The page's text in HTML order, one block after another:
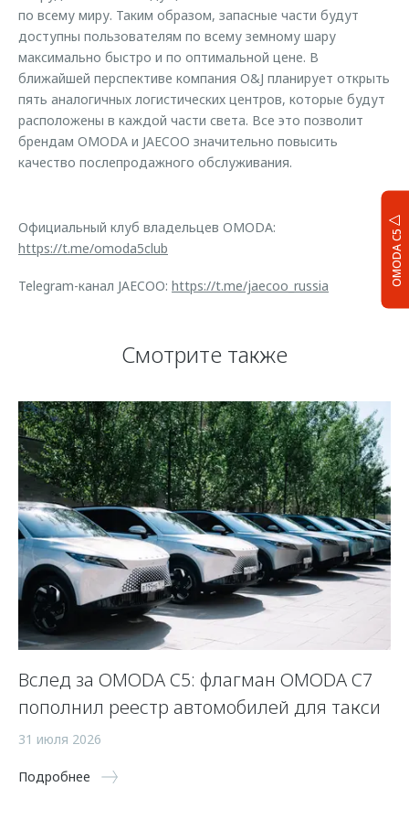
OMODA C5
по всему миру. Таким образом, запасные части будут
доступны пользователям по всему земному шару
максимально быстро и по оптимальной цене. В
ближайшей перспективе компания O&J планирует открыть
пять аналогичных логистических центров, которые будут
расположены в каждой части света. Все это позволит
брендам OMODA и JAECOO значительно повысить
качество послепродажного обслуживания.
Официальный клуб владельцев OMODA:
https://t.me/omoda5club
Telegram-канал JAECOO: https://t.me/jaecoo_russia
Смотрите также
Вслед за OMODA C5: флагман OMODA C7
пополнил реестр автомобилей для такси
31 июля 2026
Подробнее